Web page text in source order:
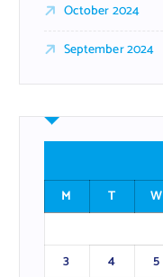
October 2024
September 2024
M
T W
3
4 5